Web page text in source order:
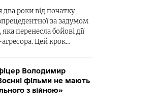
роки від початку
за задумом
перенесла бойові дії
Цей крок…
Володимир
фільми не мають
з війною»